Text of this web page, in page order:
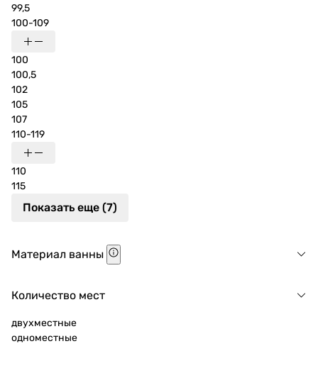
99,5
100-109
100
100,5
102
105
107
110-119
110
115
Показать еще (7)
Материал ванны
Количество мест
двухместные
одноместные